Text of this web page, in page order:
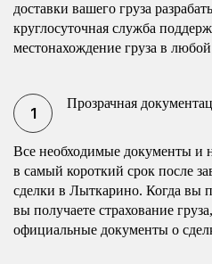
доставки вашего груза
круглосуточная служба
местонахождение груза в
Прозрачная
Все необходимые документы и
в самый короткий срок после
сделки в Лыткарино. Когда вы
вы получаете страхование
официальные документы о